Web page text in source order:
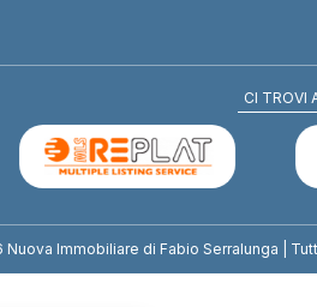
CI TROVI
Immobiliare di Fabio Serralunga |